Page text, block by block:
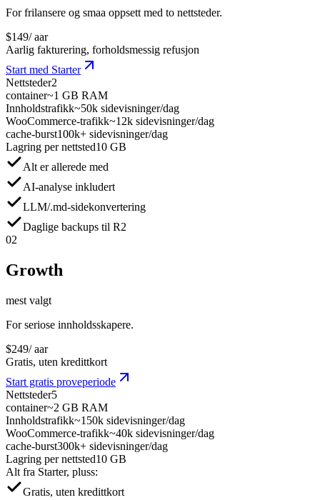
For frilansere og smaa oppsett med to nettsteder.
$149/ aar
Aarlig fakturering, forholdsmessig refusjon
Start med Starter
Nettsteder2
container~1 GB RAM
Innholdstrafikk~50k sidevisninger/dag
WooCommerce-trafikk~12k sidevisninger/dag
cache-burst100k+ sidevisninger/dag
Lagring per nettsted10 GB
Alt er allerede med
AI-analyse inkludert
LLM/.md-sidekonvertering
Daglige backups til R2
02
Growth
mest valgt
For seriose innholdsskapere.
$249/ aar
Gratis, uten kredittkort
Start gratis proveperiode
Nettsteder5
container~2 GB RAM
Innholdstrafikk~150k sidevisninger/dag
WooCommerce-trafikk~40k sidevisninger/dag
cache-burst300k+ sidevisninger/dag
Lagring per nettsted10 GB
Alt fra Starter, pluss:
Gratis, uten kredittkort